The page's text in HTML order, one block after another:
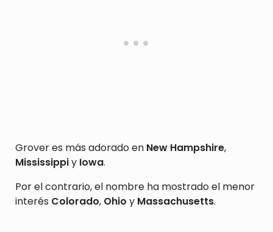
Grover es más adorado en New Hampshire,
Mississippiy Iowa.
Por el contrario, el nombre ha mostrado el menor
interés Colorado, Ohio y Massachusetts.